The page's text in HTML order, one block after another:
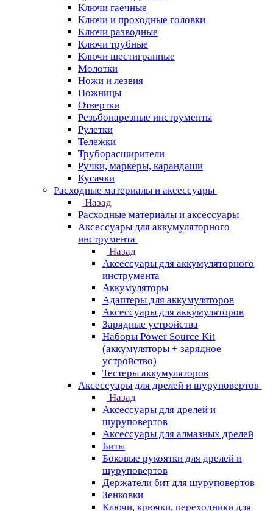
Ключи гаечные
Ключи и проходные головки
Ключи разводные
Ключи трубные
Ключи шестигранные
Молотки
Ножи и лезвия
Ножницы
Отвертки
Резьбонарезные инструменты
Рулетки
Тележки
Труборасширители
Ручки, маркеры, карандаши
Кусачки
Расходные материалы и аксессуары
Назад
Расходные материалы и аксессуары
Аксессуары для аккумуляторного
инструмента
Назад
Аксессуары для аккумуляторного
инструмента
Aккумуляторы
Адаптеры для аккумуляторов
Аксессуары для аккумуляторов
Зарядные устройства
Наборы Power Source Kit
(аккумуляторы + зарядное
устройство)
Тестеры аккумуляторов
Аксессуары для дрелей и шуруповертов
Назад
Аксессуары для дрелей и
шуруповертов
Аксессуары для алмазных дрелей
Биты
Боковые рукоятки для дрелей и
шуруповертов
Держатели бит для шуруповертов
Зенковки
Ключи, крючки, переходники для